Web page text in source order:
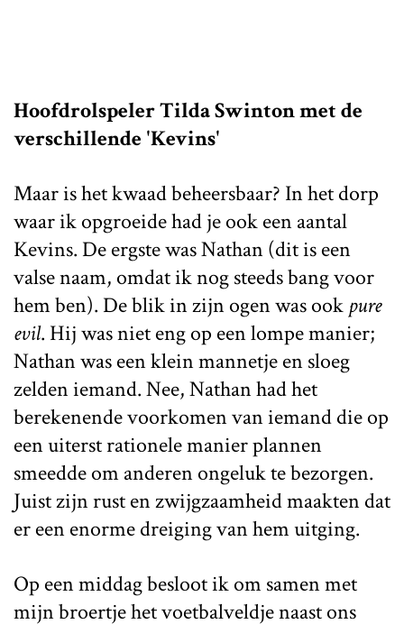
Hoofdrolspeler Tilda Swinton met de
verschillende 'Kevins'
Maar is het kwaad beheersbaar? In het dorp
waar ik opgroeide had je ook een aantal
Kevins. De ergste was Nathan (dit is een
valse naam, omdat ik nog steeds bang voor
hem ben). De blik in zijn ogen was ook pure
evil. Hij was niet eng op een lompe manier;
Nathan was een klein mannetje en sloeg
zelden iemand. Nee, Nathan had het
berekenende voorkomen van iemand die op
een uiterst rationele manier plannen
smeedde om anderen ongeluk te bezorgen.
Juist zijn rust en zwijgzaamheid maakten dat
er een enorme dreiging van hem uitging.
Op een middag besloot ik om samen met
mijn broertje het voetbalveldje naast ons